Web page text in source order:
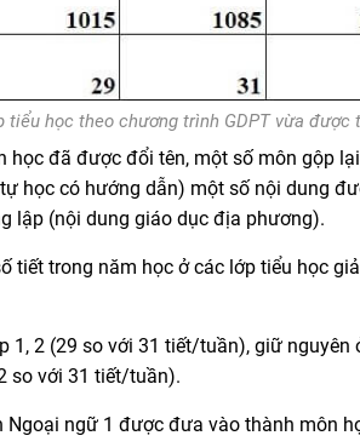
học theo chương trình GDPT vừa được
học đã được đổi tên, một số môn gộp
học có hướng dẫn) một số nội dung
lập (nội dung giáo dục địa phương).
tiết trong năm học ở các lớp tiểu học
1, 2 (29 so với 31 tiết/tuần), giữ
so với 31 tiết/tuần).
ngữ 1 được đưa vào thành môn